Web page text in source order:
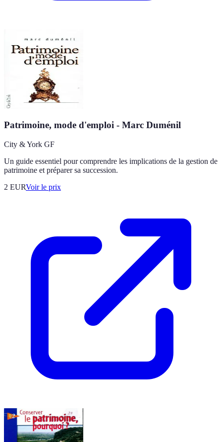
Patrimoine, mode d'emploi - Marc Duménil
City & York GF
Un guide essentiel pour comprendre les implications de la gestion de
patrimoine et préparer sa succession.
2 EURVoir le prix